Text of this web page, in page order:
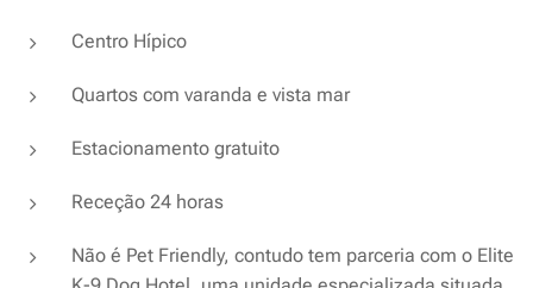
Centro Hípico
Quartos com varanda e vista mar
Estacionamento gratuito
Receção 24 horas
Não é Pet Friendly, contudo tem parceria com o Elite